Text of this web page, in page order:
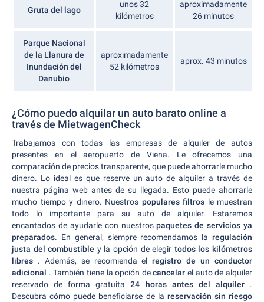
Gruta del lago
unos 32
kilómetros
aproximadamente
26 minutos
Parque Nacional
de la Llanura de
Inundación del
Danubio
aproximadamente
52 kilómetros
aprox. 43 minutos
¿Cómo puedo alquilar un auto barato online a
través de MietwagenCheck
Trabajamos con todas las empresas de alquiler de autos
presentes en el aeropuerto de Viena. Le ofrecemos una
comparación de precios transparente, que puede ahorrarle mucho
dinero. Lo ideal es que reserve un auto de alquiler a través de
nuestra página web antes de su llegada. Esto puede ahorrarle
mucho tiempo y dinero. Nuestros populares filtros le muestran
todo lo importante para su auto de alquiler. Estaremos
encantados de ayudarle con nuestrospaquetes de servicios ya
preparados. En general, siempre recomendamos la regulación
justa del combustible y la opción de elegir todos los kilómetros
libres . Además, se recomienda elregistro de un conductor
adicional . También tiene la opción decancelar el auto de alquiler
reservado de forma gratuita 24 horas antes del alquiler .
Descubra cómo puede beneficiarse de la reservación sin riesgo